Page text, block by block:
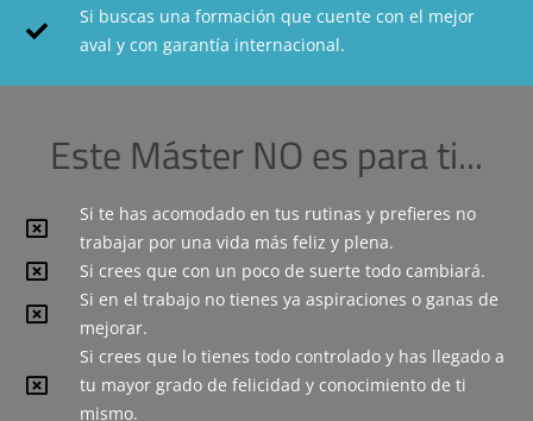
Si buscas una formación que cuente con el mejor
aval y con garantía internacional.
Este Máster NO es para ti...
Si te has acomodado en tus rutinas y prefieres no
trabajar por una vida más feliz y plena.
Si crees que con un poco de suerte todo cambiará.
Si en el trabajo no tienes ya aspiraciones o ganas de
mejorar.
Si crees que lo tienes todo controlado y has llegado a
tu mayor grado de felicidad y conocimiento de ti
mismo.